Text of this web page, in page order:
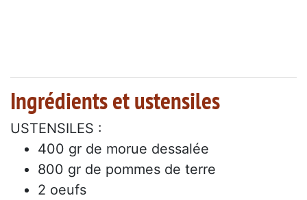
Ingrédients et ustensiles
USTENSILES :
400 gr de morue dessalée
800 gr de pommes de terre
2 oeufs